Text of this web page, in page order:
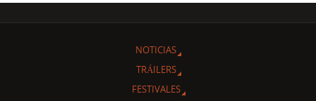
NOTICIAS
TRÁILERS
FESTIVALES